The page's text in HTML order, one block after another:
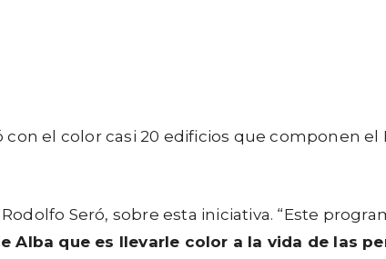
el color casi 20 edificios que componen el
Seró, sobre esta iniciativa. “Este
Alba que es llevarle color a la vida de las